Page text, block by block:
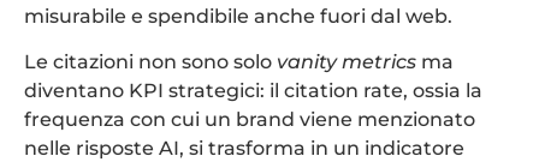
misurabile e spendibile anche fuori dal web.
Le citazioni non sono solo vanity metrics ma
diventano KPI strategici: il citation rate, ossia la
frequenza con cui un brand viene menzionato
nelle risposte AI, si trasforma in un indicatore